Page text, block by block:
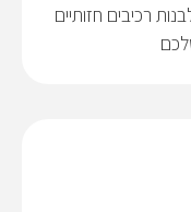
רכיבים חזותיים